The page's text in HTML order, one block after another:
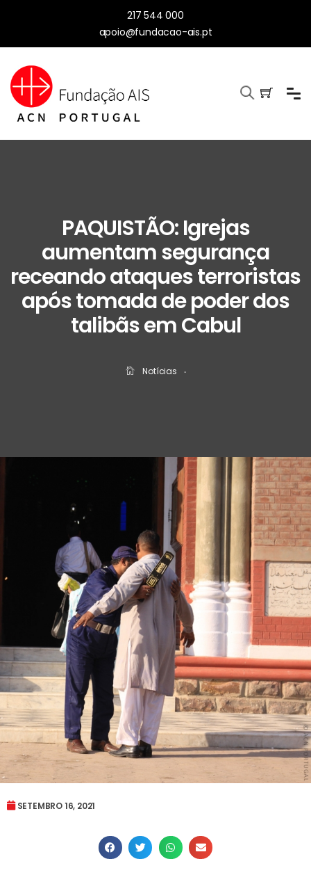
217 544 000
apoio@fundacao-ais.pt
PAQUISTÃO: Igrejas
aumentam segurança
receando ataques terroristas
após tomada de poder dos
talibãs em Cabul
Notícias ‧
SETEMBRO 16, 2021